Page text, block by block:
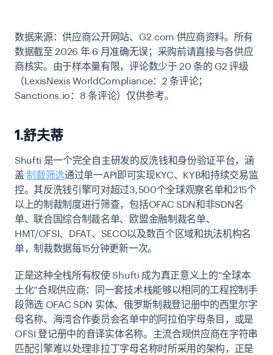
数据来源：供应商公开网站、G2.com 供应商资料。所有
数据截至 2026 年 6 月准确无误；采购前请直接与各供应
商核实。由于样本量有限，评论数少于 20 条的 G2 评级
（LexisNexis WorldCompliance：2 条评论；
Sanctions.io：8 条评论）仅供参考。
1.舒夫蒂
Shufti 是一个完全自主研发的反洗钱和身份验证平台，涵
盖制裁筛选通过单一API即可实现KYC、KYB和持续交易监
控。其反洗钱引擎可对超过3,500个全球观察名单和215个
以上的制裁制度进行筛查，包括OFAC SDN和非SDN名
单、联合国综合制裁名单、欧盟金融制裁名单、
HMT/OFSI、DFAT、SECO以及数百个区域和执法机构名
单，制裁数据每15分钟更新一次。
正是这种全栈所有权使 Shufti 成为真正意义上的“全球本
土化”合规供应商：同一套技术栈能够以相同的工程控制手
段筛选 OFAC SDN 实体、俄罗斯制裁登记册中的西里尔字
母名称、海湾合作委员会名单中的阿拉伯字母条目，或是
OFSI 登记册中的音译实体名称。主流合规供应商在字符串
匹配引擎难以处理非拉丁字母名称时所采用的架构，正是